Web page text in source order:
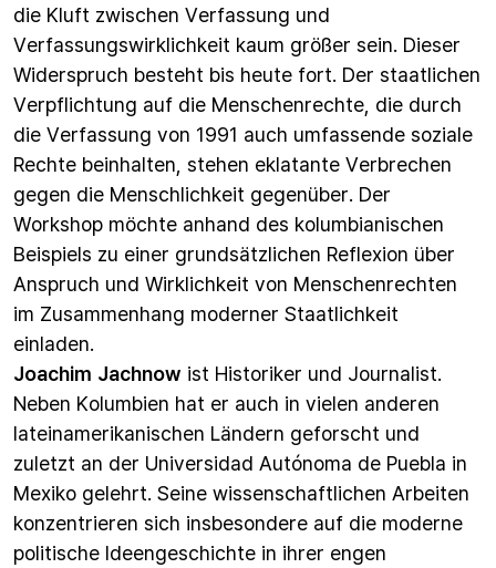
die Kluft zwischen Verfassung und
Verfassungswirklichkeit kaum größer sein. Dieser
Widerspruch besteht bis heute fort. Der staatlichen
Verpflichtung auf die Menschenrechte, die durch
die Verfassung von 1991 auch umfassende soziale
Rechte beinhalten, stehen eklatante Verbrechen
gegen die Menschlichkeit gegenüber. Der
Workshop möchte anhand des kolumbianischen
Beispiels zu einer grundsätzlichen Reflexion über
Anspruch und Wirklichkeit von Menschenrechten
im Zusammenhang moderner Staatlichkeit
einladen.
Joachim Jachnow ist Historiker und Journalist.
Neben Kolumbien hat er auch in vielen anderen
lateinamerikanischen Ländern geforscht und
zuletzt an der Universidad Autónoma de Puebla in
Mexiko gelehrt. Seine wissenschaftlichen Arbeiten
konzentrieren sich insbesondere auf die moderne
politische Ideengeschichte in ihrer engen